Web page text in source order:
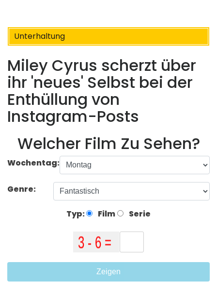
Unterhaltung
Miley Cyrus scherzt über
ihr 'neues' Selbst bei der
Enthüllung von
Instagram-Posts
Welcher Film Zu Sehen?
Wochentag:
Genre:
Typ: Film Serie
Zeigen